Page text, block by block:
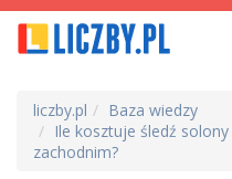
liczby.pl
Baza wiedzy
Ile kosztuje śledź
zachodnim?